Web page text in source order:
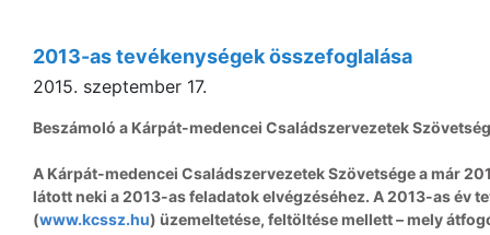
2013-as tevékenységek összefoglalása
2015. szeptember 17.
Beszámoló a Kárpát-medencei Családszervezetek
A Kárpát-medencei Családszervezetek Szövetsége a már
látott neki a 2013-as feladatok elvégzéséhez. A 2013-as év
(www.kcssz.hu) üzemeltetése, feltöltése mellett – mely